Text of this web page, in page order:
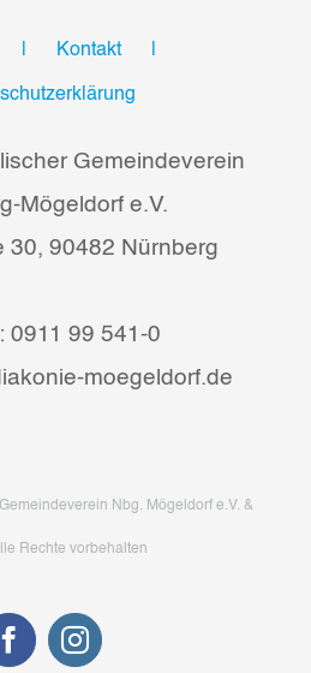
Kontakt
Gemeindeverein
Mögeldorf e.V.
30, 90482 Nürnberg
0911 99 541-0
moegeldorf.de
Nbg. Mögeldorf e.V. &
Rechte vorbehalten
FacebookInstagram